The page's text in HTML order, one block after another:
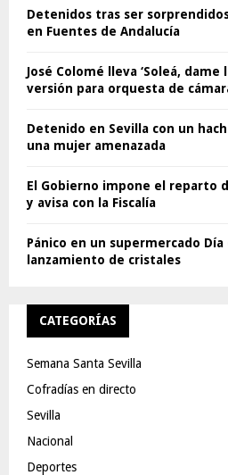
Detenidos tras ser
en Fuentes de Andalucía
José Colomé lleva ‘Soleá, dame
versión para orquesta de
Detenido en Sevilla con un
una mujer amenazada
El Gobierno impone el reparto
y avisa con la Fiscalía
Pánico en un supermercado Día
lanzamiento de cristales
CATEGORÍAS
Semana Santa Sevilla
Cofradías en directo
Sevilla
Nacional
Deportes